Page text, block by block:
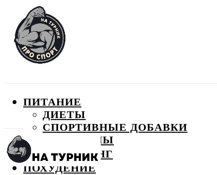
ПИТАНИЕ
ДИЕТЫ
СПОРТИВНЫЕ ДОБАВКИ
ВИТАМИНЫ
БОДИБИЛДИНГ
ПОХУДЕНИЕ